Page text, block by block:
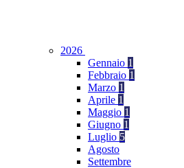
2026
Gennaio 1
Febbraio 1
Marzo 1
Aprile 1
Maggio 1
Giugno 1
Luglio 5
Agosto
Settembre